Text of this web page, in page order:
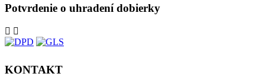
Potvrdenie o uhradení dobierky
KONTAKT